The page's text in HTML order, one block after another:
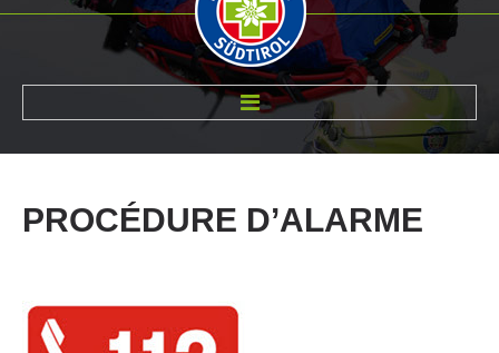
PROCÉDURE D’ALARME